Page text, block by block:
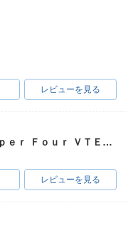
レビューを見る
ＣＢ４００Ｓｕｐｅｒ Ｆｏｕｒ ＶＴＥＣ ＳＰＥＣ３
レビューを見る